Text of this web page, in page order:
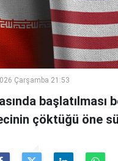
Çarşamba 21:53
başlatılması
çöktüğü öne